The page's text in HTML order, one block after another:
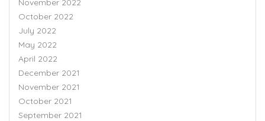
November 2022
October 2022
July 2022
May 2022
April 2022
December 2021
November 2021
October 2021
September 2021